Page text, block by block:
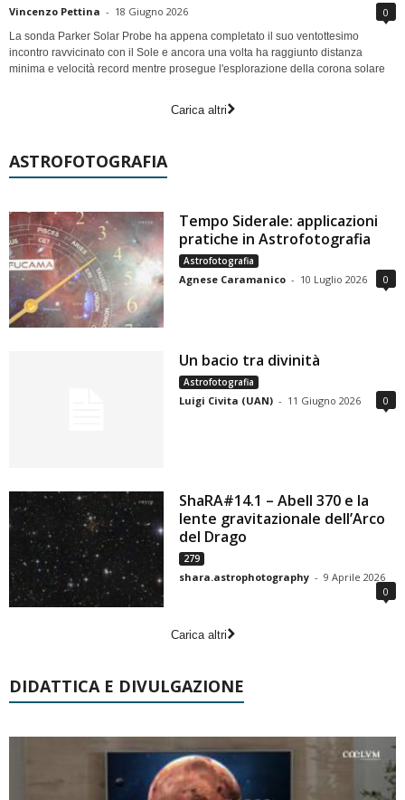
Vincenzo Pettina - 18 Giugno 2026 0
La sonda Parker Solar Probe ha appena completato il suo ventottesimo
incontro ravvicinato con il Sole e ancora una volta ha raggiunto distanza
minima e velocità record mentre prosegue l'esplorazione della corona solare
Carica altri
ASTROFOTOGRAFIA
Tempo Siderale: applicazioni
pratiche in Astrofotografia
Astrofotografia
Agnese Caramanico - 10 Luglio 2026 0
Un bacio tra divinità
Astrofotografia
Luigi Civita (UAN) - 11 Giugno 2026 0
ShaRA#14.1 – Abell 370 e la
lente gravitazionale dell’Arco
del Drago
279
shara.astrophotography - 9 Aprile 2026
0
Carica altri
DIDATTICA E DIVULGAZIONE